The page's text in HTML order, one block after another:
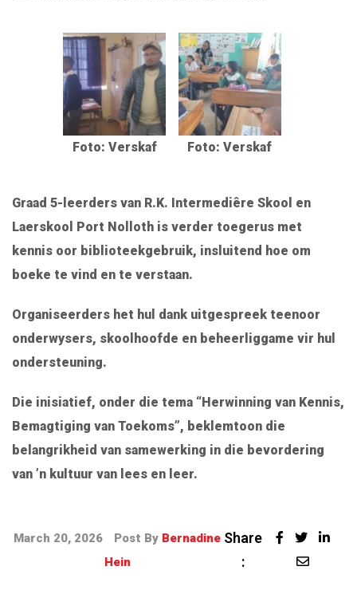
Foto: Verskaf Foto: Verskaf
Graad 5-leerders van R.K. Intermediêre Skool en
Laerskool Port Nolloth is verder toegerus met
kennis oor biblioteekgebruik, insluitend hoe om
boeke te vind en te verstaan.
Organiseerders het hul dank uitgespreek teenoor
onderwysers, skoolhoofde en beheerliggame vir hul
ondersteuning.
Die inisiatief, onder die tema “Herwinning van Kennis,
Bemagtiging van Toekoms”, beklemtoon die
belangrikheid van samewerking in die bevordering
van ’n kultuur van lees en leer.
March 20, 2026 Post By Bernadine
Hein
Share
: